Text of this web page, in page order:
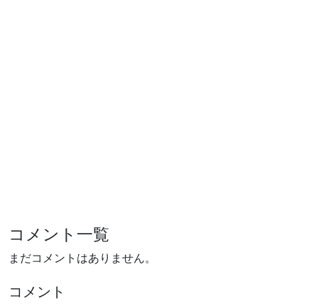
コメント一覧
まだコメントはありません。
コメント